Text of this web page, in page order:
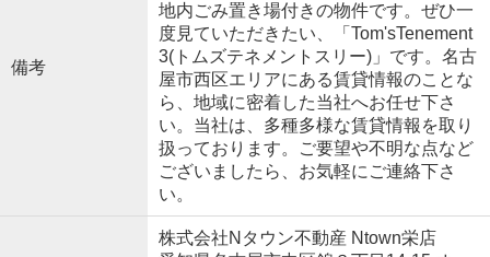
備考
地内ごみ置き場付きの物件です。ぜひ一
度見ていただきたい、「Tom'sTenement
3(トムズテネメントスリー)」です。名古
屋市西区エリアにある賃貸情報のことな
ら、地域に密着した当社へお任せ下さ
い。当社は、多種多様な賃貸情報を取り
扱っております。ご要望や不明な点など
ございましたら、お気軽にご連絡下さ
い。
株式会社Nタウン不動産 Ntown栄店